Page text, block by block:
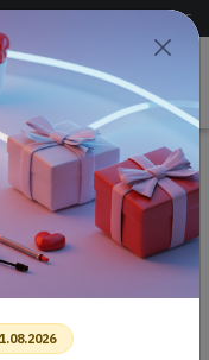
+7 (383) 288-54-55